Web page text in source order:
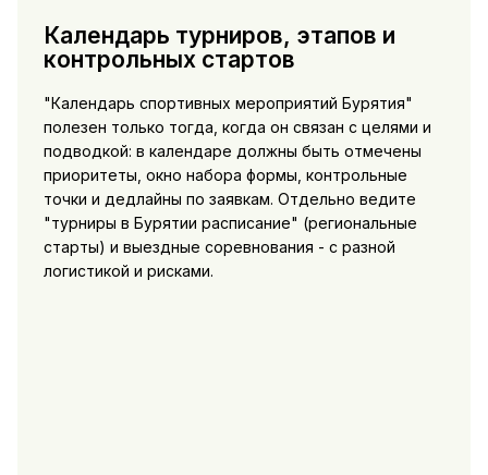
Календарь турниров, этапов и
контрольных стартов
"Календарь спортивных мероприятий Бурятия"
полезен только тогда, когда он связан с целями и
подводкой: в календаре должны быть отмечены
приоритеты, окно набора формы, контрольные
точки и дедлайны по заявкам. Отдельно ведите
"турниры в Бурятии расписание" (региональные
старты) и выездные соревнования - с разной
логистикой и рисками.